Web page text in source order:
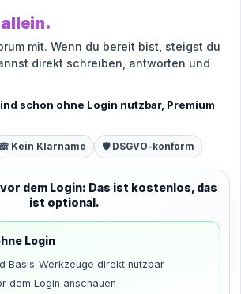
mit. Wenn du bereit bist, steigst du
direkt schreiben, antworten und
schon ohne Login nutzbar, Premium
🙈 Kein Klarname 🛡️ DSGVO-konform
dem Login: Das ist kostenlos, das
ist optional.
Login
Basis-Werkzeuge direkt nutzbar
dem Login anschauen